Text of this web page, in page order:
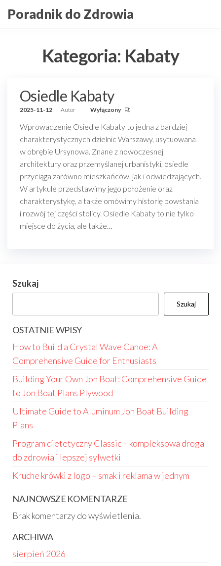
doPoradnik do Zdrowia
Kategoria: Kabaty
Osiedle Kabaty
2025-11-12 Autor Wyłączony
Wprowadzenie Osiedle Kabaty to jedna z bardziej
charakterystycznych dzielnic Warszawy, usytuowana
w obrębie Ursynowa. Znane z nowoczesnej
architektury oraz przemyślanej urbanistyki, osiedle
przyciąga zarówno mieszkańców, jak i odwiedzających.
W artykule przedstawimy jego położenie oraz
charakterystykę, a także omówimy historię powstania
i rozwój tej części stolicy. Osiedle Kabaty to nie tylko
miejsce do życia, ale także…
Szukaj
Szukaj
OSTATNIE WPISY
How to Build a Crystal Wave Canoe: A
Comprehensive Guide for Enthusiasts
Building Your Own Jon Boat: Comprehensive Guide
to Jon Boat Plans Plywood
Ultimate Guide to Aluminum Jon Boat Building
Plans
Program dietetyczny Classic – kompleksowa droga
do zdrowia i lepszej sylwetki
Kruche krówki z logo – smak i reklama w jednym
NAJNOWSZE KOMENTARZE
Brak komentarzy do wyświetlenia.
ARCHIWA
sierpień 2026